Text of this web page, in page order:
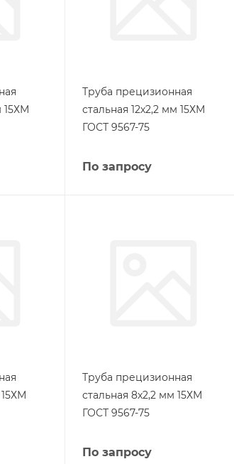
15ХМ
Труба прецизионная
стальная 12х2,2 мм 15ХМ
ГОСТ 9567-75
По запросу
Труба прецизионная
стальная 8х2,2 мм 15ХМ
ГОСТ 9567-75
По запросу